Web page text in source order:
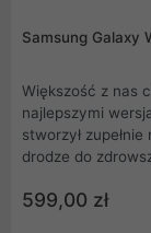
Samsung Galaxy
Większość z nas
najlepszymi
stworzył
drodze do
zapłacić z
z systemem
sprawia, że z
599,00 zł